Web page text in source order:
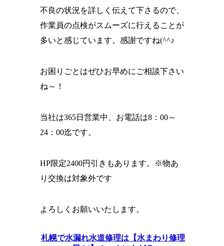
不良の状況を詳しく伝えて下さるので、
作業員の点検がスムーズに行えることが
多いと感じています。感謝ですね(^^♪
お困りごとはぜひお早めにご相談下さい
ね～！
当社は365日営業中、お電話は8：00～
24：00迄です。
HP限定2400円引きもあります。※物あ
り交換は対象外です
よろしくお願いいたします。
札幌で水漏れ水道修理は【水まわり修理